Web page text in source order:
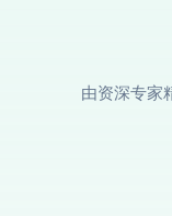
由资深专家